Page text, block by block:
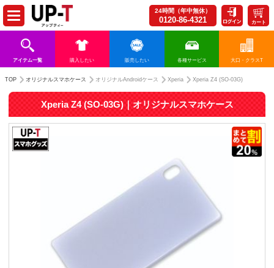
24時間（年中無休）
0120-86-4321 カート
アイテム一覧 購入したい 販売したい 各種サービス 大口・クラスT
TOP オリジナルスマホケース オリジナルAndroidケース Xperia Xperia Z4 (SO-03G)
Xperia Z4 (SO-03G)｜オリジナルスマホケース